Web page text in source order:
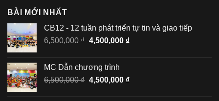
BÀI MỚI NHẤT
CB12 - 12 tuần phát triển tự tin và giao tiếp
6,500,000₫ Giá
6,500,000 ₫.
4,500,000 ₫Giá
4,500,000 ₫.
MC Dẫn chương trình
6,500,000₫ Giá
4,500,000 ₫Giá